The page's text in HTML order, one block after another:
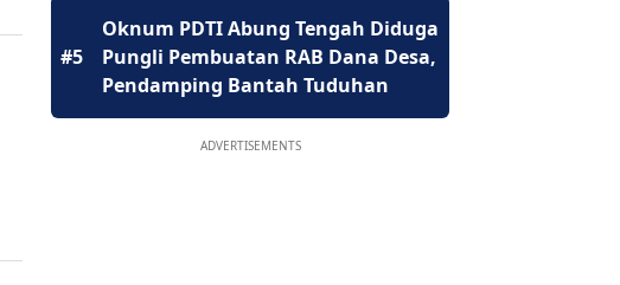
#5
Oknum PDTI Abung Tengah Diduga
Pungli Pembuatan RAB Dana Desa,
Pendamping Bantah Tuduhan
ADVERTISEMENTS